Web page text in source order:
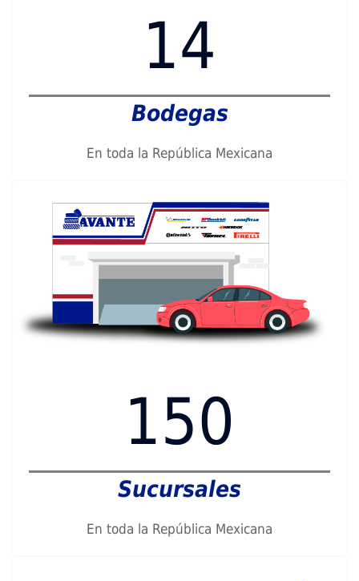
14
Bodegas
En toda la República Mexicana
150
Sucursales
En toda la República Mexicana